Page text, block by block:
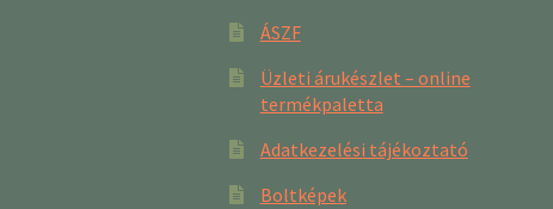
ÁSZF
Üzleti árukészlet – online
termékpaletta
Adatkezelési tájékoztató
Boltképek